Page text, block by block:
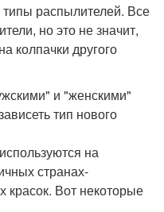
распылителей. Все
но это не значит,
колпачки другого
и "женскими"
тип нового
на
странах-
красок. Вот некоторые